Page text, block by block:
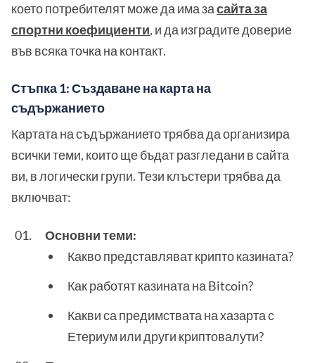
което потребителят може да има засайта за
спортни коефициенти, и да изградите доверие
във всяка точка на контакт.
Стъпка 1: Създаване на карта на
съдържанието
Картата на съдържанието трябва да организира
всички теми, които ще бъдат разгледани в сайта
ви, в логически групи. Тези клъстери трябва да
включват:
Основни теми:
Какво представляват крипто казината?
Как работят казината на Bitcoin?
Какви са предимствата на хазарта с
Етериум или други криптовалути?